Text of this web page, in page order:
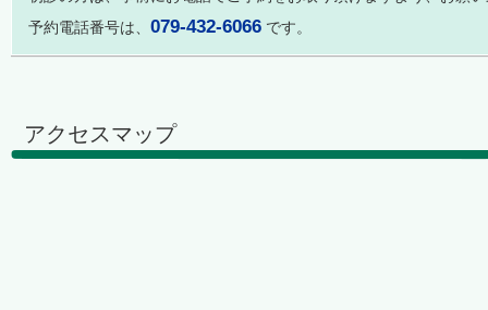
予約電話番号は、 079-432-6066 です。
アクセスマップ